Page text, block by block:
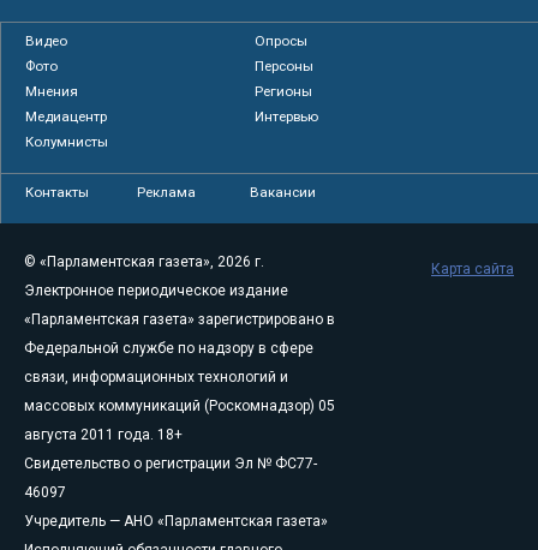
Видео
Опросы
Фото
Персоны
Мнения
Регионы
Медиацентр
Интервью
Колумнисты
Контакты Реклама Вакансии
© «Парламентская газета», 2026 г.
Электронное периодическое издание
«Парламентская газета» зарегистрировано в
Федеральной службе по надзору в сфере
связи, информационных технологий и
массовых коммуникаций (Роскомнадзор) 05
августа 2011 года. 18+
Свидетельство о регистрации Эл № ФС77-
46097
Учредитель — АНО «Парламентская газета»
Карта сайта